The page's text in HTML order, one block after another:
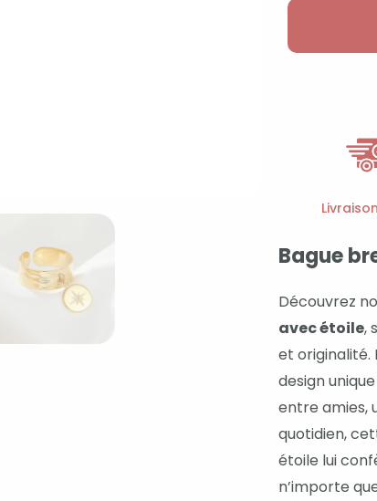
breloque
étoile
Bague
Découvrez
avec étoile,
et originalité.
design
entre amies,
quotidien,
étoile lui
n’importe